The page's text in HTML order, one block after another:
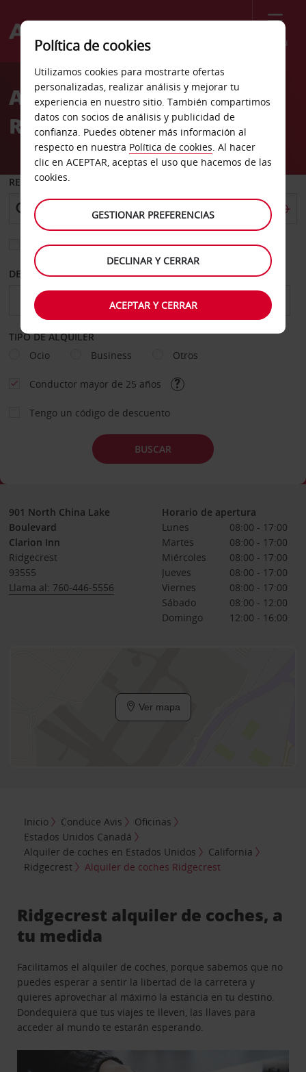
Menú
Welcome
AvisAlquiler de coches
Ridgecrest
RECOGER EN
Elegir otra oficina de devolución
DESDE HASTA
TIPO DE ALQUILER
Ocio
Business Otros
Conductor mayor de 25 años
Tengo un código de descuento
BUSCAR
901 North China Lake
Boulevard
Clarion Inn
Ridgecrest
93555
Llama al: 760-446-5556
Horario de apertura
Lunes
08:00 - 17:00
Martes
08:00 - 17:00
Miércoles
08:00 - 17:00
Jueves
08:00 - 17:00
Viernes
08:00 - 17:00
Sábado
08:00 - 12:00
Domingo
12:00 - 16:00
Ver mapa
Inicio Conduce Avis
Oficinas
Estados Unidos Canadá
Alquiler de coches en Estados Unidos
California
Ridgecrest
Alquiler de coches Ridgecrest
Ridgecrest alquiler de coches, a
tu medida
Facilitamos el alquiler de coches, porque sabemos que no
puedes esperar a sentir la libertad de la carretera y
quieres aprovechar al máximo la estancia en tu destino.
Dondequiera que tus viajes te lleven, las llaves para
acceder al mundo te estarán esperando.
Política de cookies
Utilizamos cookies para mostrarte ofertas
personalizadas, realizar análisis y mejorar tu
experiencia en nuestro sitio. También compartimos
datos con socios de análisis y publicidad de
confianza. Puedes obtener más información al
respecto en nuestra Política de cookies. Al hacer
clic en ACEPTAR, aceptas el uso que hacemos de las
cookies.
GESTIONAR PREFERENCIAS
DECLINAR Y CERRAR
ACEPTAR Y CERRAR